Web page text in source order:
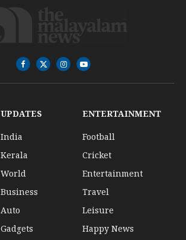
Facebook
X
(Twitter)
InstagramYouTube
UPDATES
India
Kerala
World
Business
Auto
Gadgets
ENTERTAINMENT
Football
Cricket
Entertainment
Travel
Leisure
Happy News